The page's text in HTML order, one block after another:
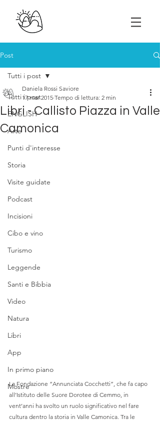
Post
Tutti i post
ENGLISH
Arte
Punti d'interesse
Storia
Visite guidate
Podcast
Incisioni
Cibo e vino
Turismo
Leggende
Santi e Bibbia
Video
Natura
Libri
App
In primo piano
Mostre
Tutti i post
Libri - Callisto Piazza in Valle
Camonica
Daniela Rossi Saviore
17 mar 2015 Tempo di lettura: 2 min
La Fondazione “Annunciata Cocchetti”, che fa capo
all’Istituto delle Suore Dorotee di Cemmo, in
vent’anni ha svolto un ruolo significativo nel fare
cultura dentro la storia in Valle Camonica. Tra le